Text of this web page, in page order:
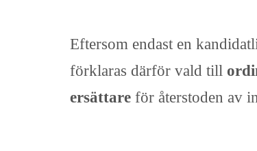
Eftersom endast en
förklaras därför vald till
ersättare för återstoden av